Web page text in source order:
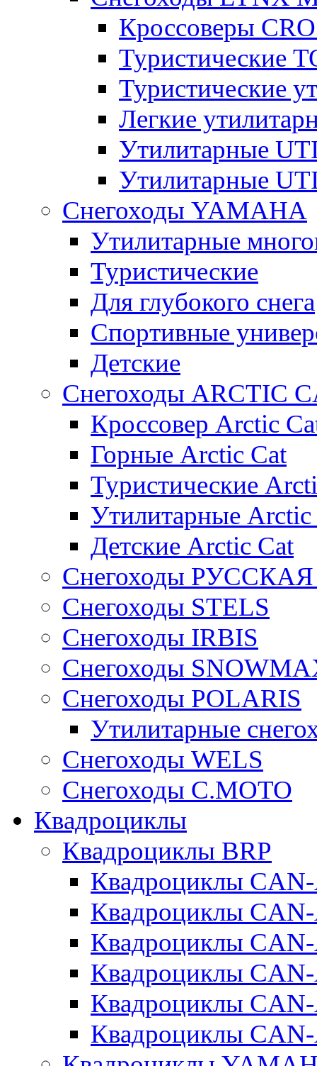
Кроссоверы
Туристические
Туристические
Легкие
Утилитарные
Утилитарные
Снегоходы YAMAHA
Утилитарные
Туристические
Для глубокого снега
Спортивные
Детские
Снегоходы ARCTIC
Кроссовер Arctic
Горные Arctic Cat
Туристические
Утилитарные
Детские Arctic Cat
Снегоходы
Снегоходы STELS
Снегоходы IRBIS
Снегоходы
Снегоходы POLARIS
Утилитарные
Cнегоходы WELS
Снегоходы C.MOTO
Квадроциклы
Квадроциклы BRP
Квадроциклы
Квадроциклы
Квадроциклы
Квадроциклы
Квадроциклы
Квадроциклы